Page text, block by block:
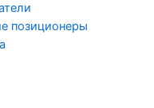
позиционеры